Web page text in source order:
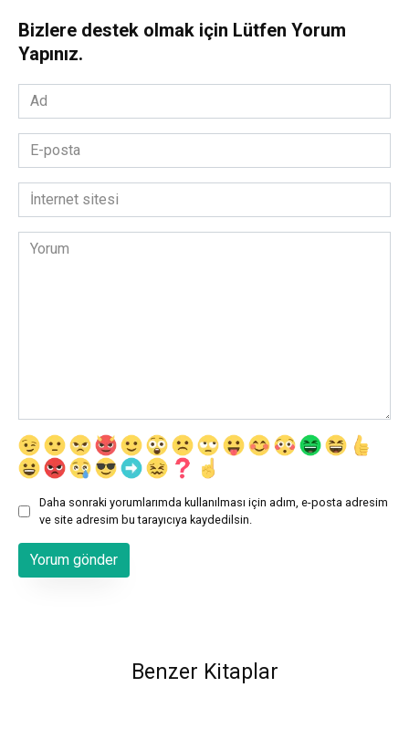
Bizlere destek olmak için Lütfen Yorum
Yapınız.
Ad
*
posta
*İnternet
sitesi
Yorum
Daha sonraki yorumlarımda kullanılması için adım, e-posta adresim
ve site adresim bu tarayıcıya kaydedilsin.
Benzer Kitaplar